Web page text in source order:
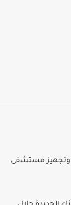
مستشفى